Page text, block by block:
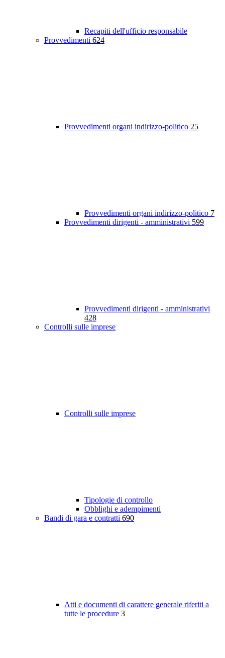
Recapiti dell'ufficio responsabile
Provvedimenti 624
Provvedimenti organi indirizzo-politico 25
Provvedimenti organi indirizzo-politico 7
Provvedimenti dirigenti - amministrativi 599
Provvedimenti dirigenti - amministrativi
428
Controlli sulle imprese
Controlli sulle imprese
Tipologie di controllo
Obblighi e adempimenti
Bandi di gara e contratti 690
Atti e documenti di carattere generale riferiti a
tutte le procedure 3